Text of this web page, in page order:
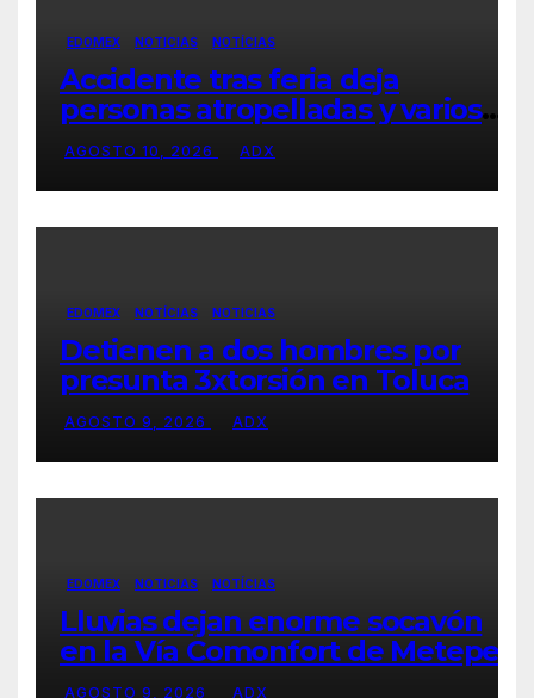
EDOMEX NOTICIAS NOTÍCIAS
Accidente tras feria deja
personas atropelladas y varios
vehículos dañados en San Pablo
Autopan
AGOSTO 10, 2026 ADX
EDOMEX NOTÍCIAS NOTICIAS
Detienen a dos hombres por
presunta 3xtorsión en Toluca
AGOSTO 9, 2026 ADX
EDOMEX NOTICIAS NOTÍCIAS
Lluvias dejan enorme socavón
en la Vía Comonfort de Metepec
AGOSTO 9, 2026 ADX